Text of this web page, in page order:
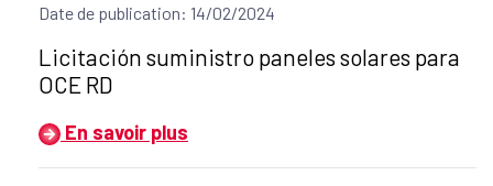
Date de publication: 14/02/2024
Título del anuncio:
Licitación suministro paneles solares para
OCE RD
En savoir plus